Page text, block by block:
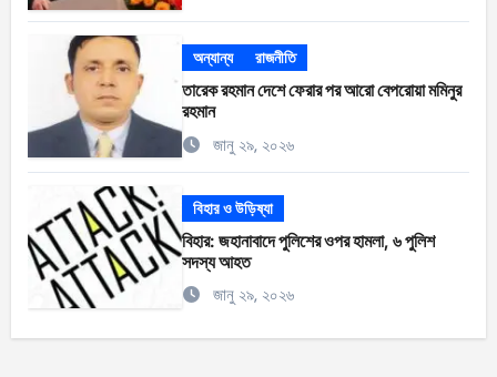
অন্যান্য রাজনীতি
তারেক রহমান দেশে ফেরার পর আরো বেপরোয়া মমিনুর
রহমান
জানু ২৯, ২০২৬
বিহার ও উড়িষ্যা
বিহার: জহানাবাদে পুলিশের ওপর হামলা, ৬ পুলিশ
সদস্য আহত
জানু ২৯, ২০২৬